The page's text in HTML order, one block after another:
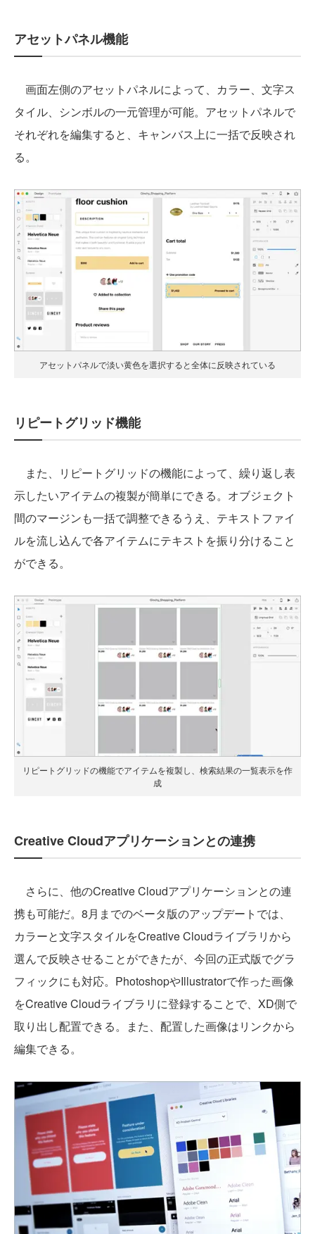
アセットパネル機能
画面左側のアセットパネルによって、カラー、文字ス
タイル、シンボルの一元管理が可能。アセットパネルで
それぞれを編集すると、キャンバス上に一括で反映され
る。
アセットパネルで淡い黄色を選択すると全体に反映されている
リピートグリッド機能
また、リピートグリッドの機能によって、繰り返し表
示したいアイテムの複製が簡単にできる。オブジェクト
間のマージンも一括で調整できるうえ、テキストファイ
ルを流し込んで各アイテムにテキストを振り分けること
ができる。
リピートグリッドの機能でアイテムを複製し、 検索結果の一覧表示を作
成
Creative Cloudアプリケーションとの連携
さらに、他のCreative Cloudアプリケーションとの連
携も可能だ。8月までのベータ版のアップデートでは、
カラーと文字スタイルをCreative Cloudライブラリから
選んで反映させることができたが、今回の正式版でグラ
フィックにも対応。PhotoshopやIllustratorで作った画像
をCreative Cloudライブラリに登録することで、XD側で
取り出し配置できる。また、配置した画像はリンクから
編集できる。